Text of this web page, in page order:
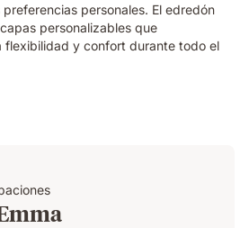
personales. El edredón
personalizables que
flexibilidad y confort durante todo el